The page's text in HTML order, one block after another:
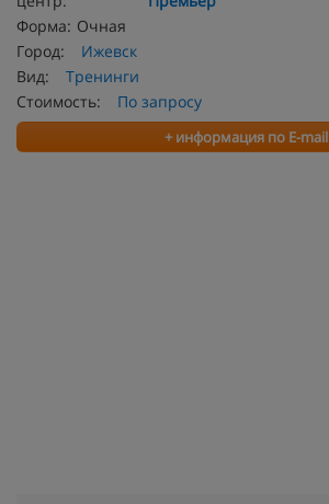
Форма: Очная
Город:
Ижевск
Вид:
Тренинги
Стоимость:
По запросу
+ информация по E-mail